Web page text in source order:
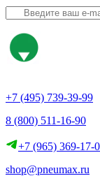
+7 (495) 739-39-99
8 (800) 511-16-90
+7 (965) 369-17-
shop@pneumax.ru